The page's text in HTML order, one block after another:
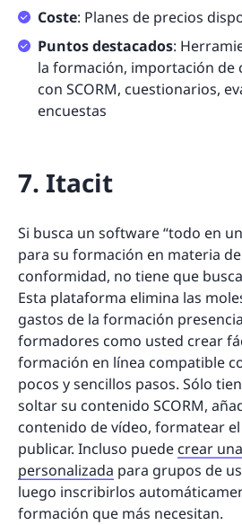
Coste: Planes de precios
Puntos destacados:
la formación, importación de
con SCORM, cuestionarios,
encuestas
7. Itacit
Si busca un software “todo en
para su formación en materia
conformidad, no tiene que
Esta plataforma elimina las
gastos de la formación
formadores como usted crear
formación en línea compatible
pocos y sencillos pasos. Sólo
soltar su contenido SCORM,
contenido de vídeo, formatear
publicar. Incluso puede crear
personalizada para grupos de
luego inscribirlos
formación que más necesitan.